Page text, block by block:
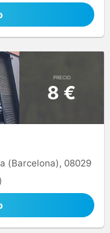
PRECIO
8 €
(Barcelona), 08029